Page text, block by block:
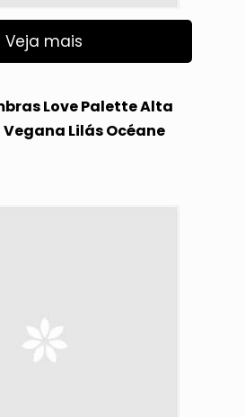
Veja mais
Love Palette Alta
Lilás Océane